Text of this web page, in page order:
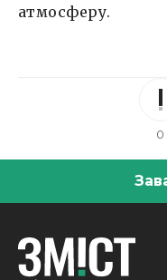
атмосферу.
0